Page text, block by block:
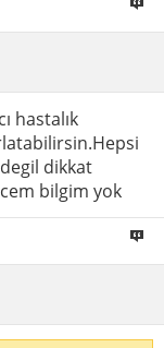
hastalık
dikkat
bilgim yok